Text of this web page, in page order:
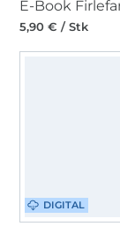
5,90 € / Stk
DIGITAL